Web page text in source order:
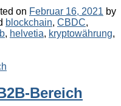
on Februar 16, 2021 by
Tags
blockchain, CBDC,
, helvetia, kryptowährung,
Bereich